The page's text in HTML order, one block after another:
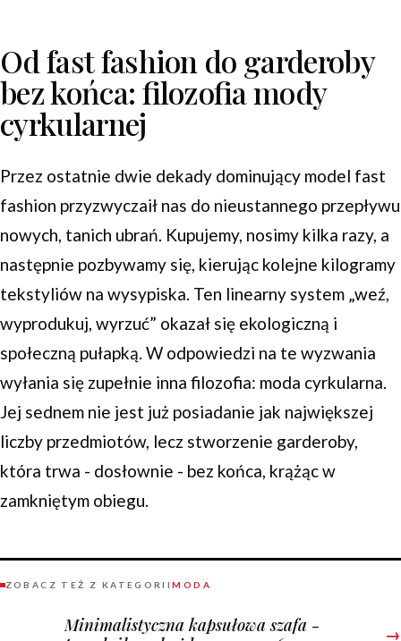
Od fast fashion do garderoby
bez końca: filozofia mody
cyrkularnej
Przez ostatnie dwie dekady dominujący model fast
fashion przyzwyczaił nas do nieustannego przepływu
nowych, tanich ubrań. Kupujemy, nosimy kilka razy, a
następnie pozbywamy się, kierując kolejne kilogramy
tekstyliów na wysypiska. Ten linearny system „weź,
wyprodukuj, wyrzuć” okazał się ekologiczną i
społeczną pułapką. W odpowiedzi na te wyzwania
wyłania się zupełnie inna filozofia: moda cyrkularna.
Jej sednem nie jest już posiadanie jak największej
liczby przedmiotów, lecz stworzenie garderoby,
która trwa - dosłownie - bez końca, krążąc w
zamkniętym obiegu.
ZOBACZ TEŻ Z KATEGORIIMODA
Minimalistyczna kapsułowa szafa -
→